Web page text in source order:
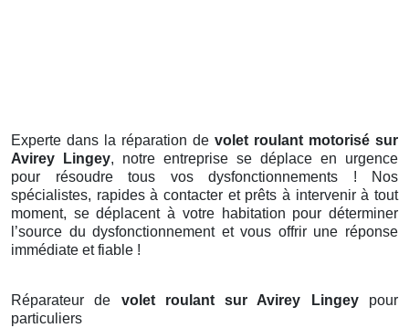
Experte dans la réparation de volet roulant motorisé sur
Avirey Lingey, notre entreprise se déplace en urgence
pour résoudre tous vos dysfonctionnements ! Nos
spécialistes, rapides à contacter et prêts à intervenir à tout
moment, se déplacent à votre habitation pour déterminer
l’source du dysfonctionnement et vous offrir une réponse
immédiate et fiable !
Réparateur de volet roulant sur Avirey Lingey pour
particuliers